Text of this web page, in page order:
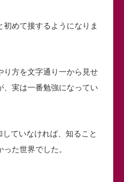
初めて接するようになりま
り方を文字通り一から見せ
、実は一番勉強になってい
していなければ、知ること
た世界でした。